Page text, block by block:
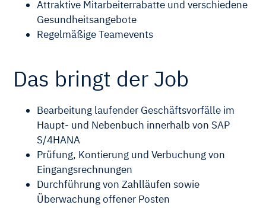
Attraktive Mitarbeiterrabatte und verschiedene
Gesundheitsangebote
Regelmäßige Teamevents
Das bringt der Job
Bearbeitung laufender Geschäftsvorfälle im
Haupt- und Nebenbuch innerhalb von SAP
S/4HANA
Prüfung, Kontierung und Verbuchung von
Eingangsrechnungen
Durchführung von Zahlläufen sowie
Überwachung offener Posten